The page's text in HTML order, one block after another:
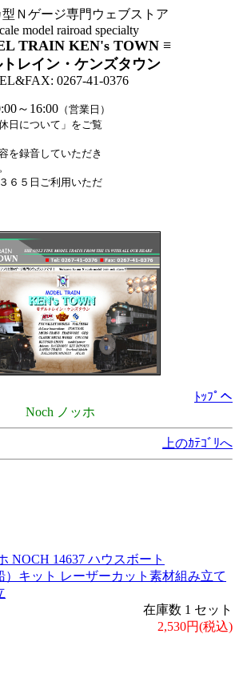
Ｎゲージ専門ウェブストア
model rairoad specialty
TRAIN KEN's TOWN ≡
レイン・ケンズタウン
0267-41-0376
～16:00 （営業日）
日について」をご覧
を録音していただき
６５日ご利用いただ
ﾄｯﾌﾟへ
Noch ノッホ
上のｶﾃｺﾞﾘへ
NOCH 14637 ハウスボート
）キット レーザーカット素材組み立て
在庫数 1 セット
2,530円(税込)